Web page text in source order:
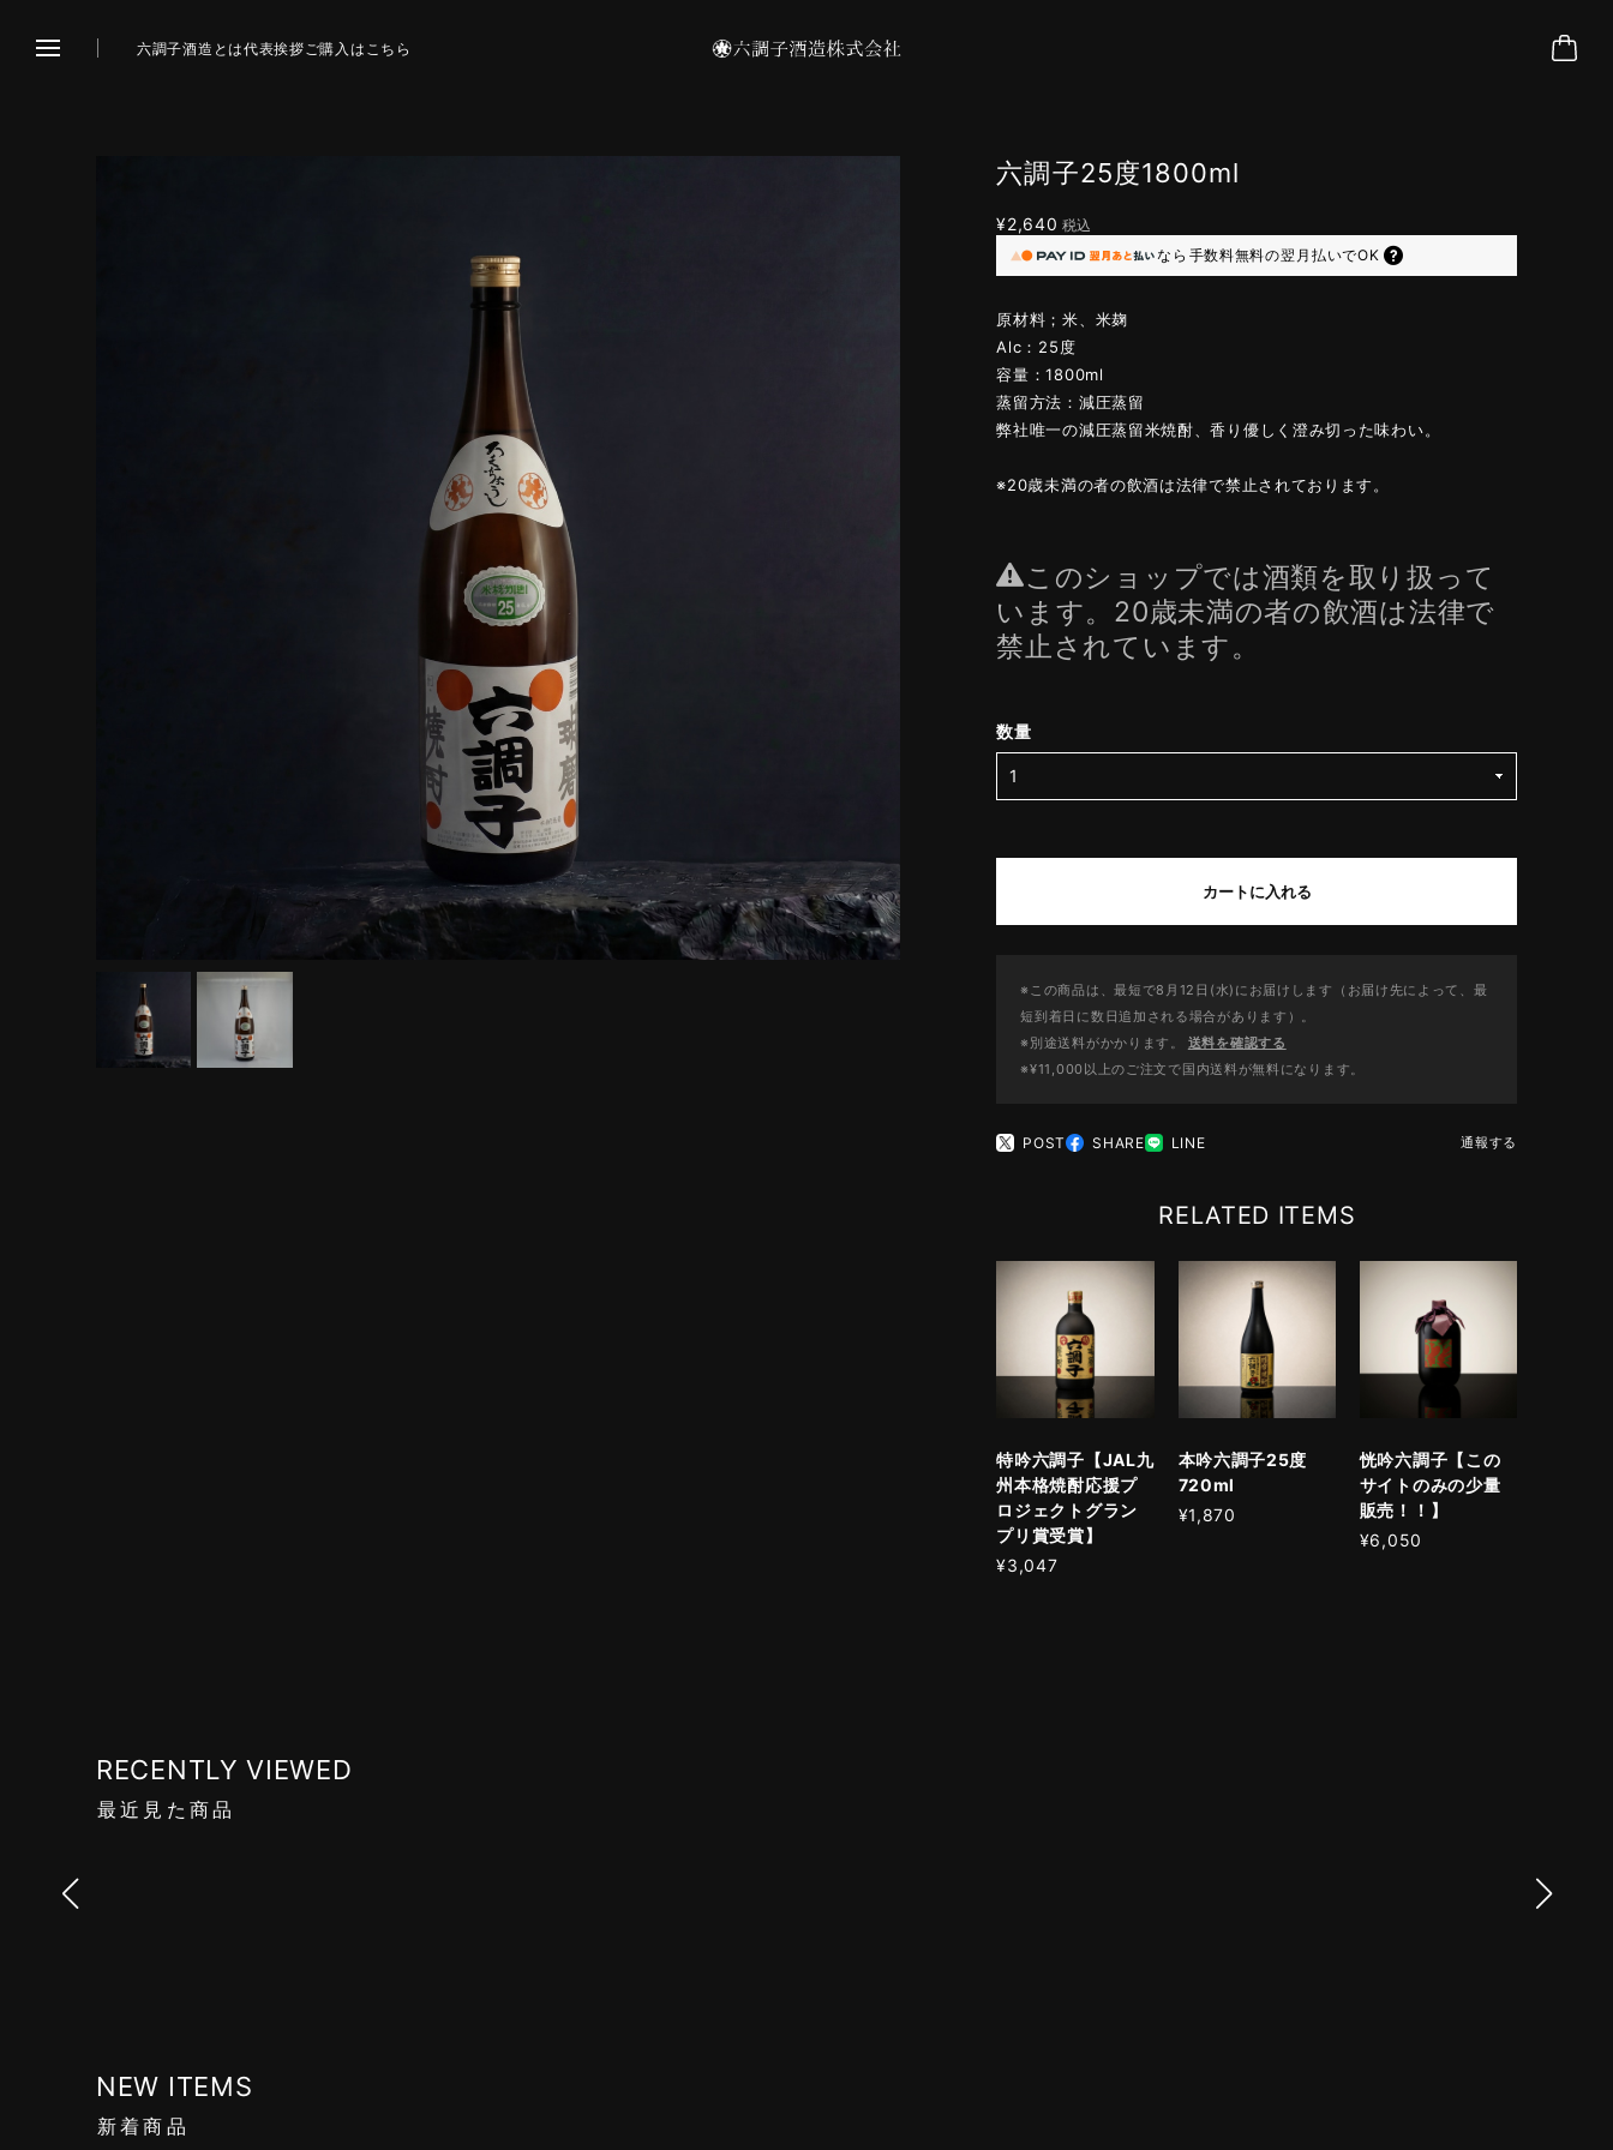
六調子酒造とは代表挨拶 ご購入はこちら
六調子25度1800ml
¥2,640 税込
なら 手数料無料の翌月払いでOK
原材料；米、米麹
Alc：25度
容量：1800ml
蒸留方法：減圧蒸留
弊社唯一の減圧蒸留米焼酎、香り優しく澄み切った味わい。
※20歳未満の者の飲酒は法律で禁止されております。
このショップでは酒類を取り扱って
います。20歳未満の者の飲酒は法律で
禁止されています。
数量
カートに入れる
※この商品は、最短で8月12日(水)にお届けします（お届け先によって、最
短到着日に数日追加される場合があります）。
※別途送料がかかります。
送料を確認する
※¥11,000以上のご注文で国内送料が無料になります。
POST SHARE LINE 通報する
RELATED ITEMS
特吟六調子【JAL九
州本格焼酎応援プ
ロジェクトグラン
プリ賞受賞】
¥3,047
本吟六調子25度
720ml
¥1,870
恍吟六調子【この
サイトのみの少量
販売！！】
¥6,050
RECENTLY VIEWED
最近見た商品
NEW ITEMS
新着商品